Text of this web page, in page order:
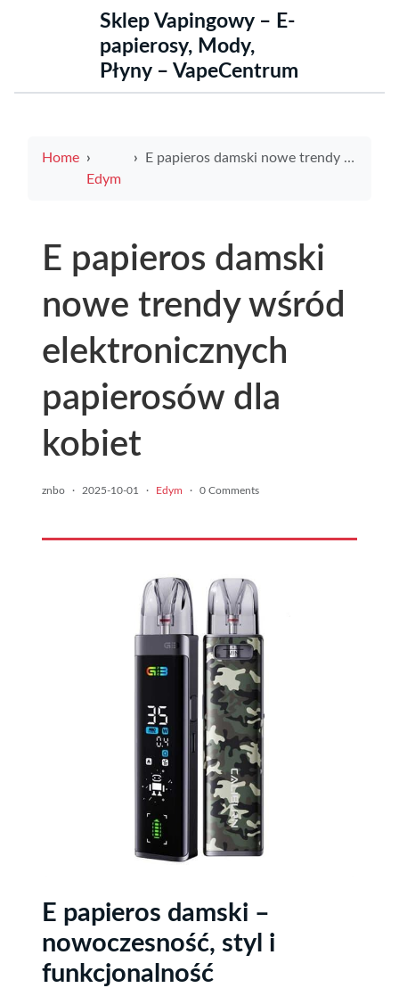
Sklep Vapingowy – E-
papierosy, Mody,
Płyny – VapeCentrum
Home
Edym
E papieros damski nowe trendy wśród elektronicznych papierosów dla kobiet
E papieros damski
nowe trendy wśród
elektronicznych
papierosów dla
kobiet
znbo · 2025-10-01 · Edym · 0 Comments
E papieros damski –
nowoczesność, styl i
funkcjonalność